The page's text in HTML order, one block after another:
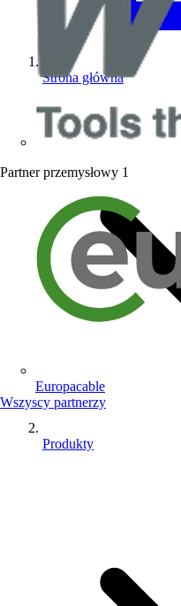
Partner przemysłowy 1
Europacable
Wszyscy partnerzy
Strona główna
Produkty